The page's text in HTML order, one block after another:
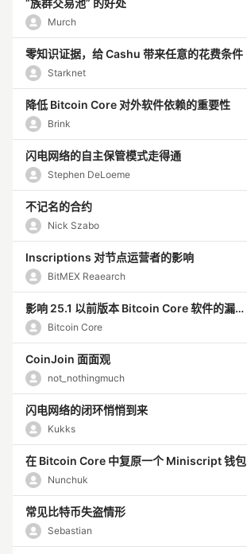
“族群交易池” 的好处
Murch
零知识证据，给 Cashu 带来任意的花费条件
Starknet
降低 Bitcoin Core 对外软件依赖的重要性
Brink
闪电网络的自主保管模式走得通
Stephen DeLoeme
不记名的合约
Nick Szabo
Inscriptions 对节点运营者的影响
BitMEX Reaearch
影响 25.1 以前版本 Bitcoin Core 软件的漏洞披露
Bitcoin Core
CoinJoin 面面观
not_nothingmuch
闪电网络的闭环悄悄到来
Kukks
在 Bitcoin Core 中复原一个 Miniscript 钱包
Nunchuk
常见比特币失盗情形
Sebastian